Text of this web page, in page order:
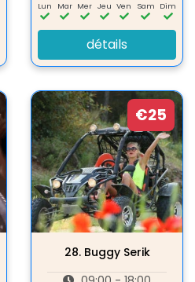
Lun Mar Mer Jeu Ven Sam Dim
détails
€25
28. Buggy Serik